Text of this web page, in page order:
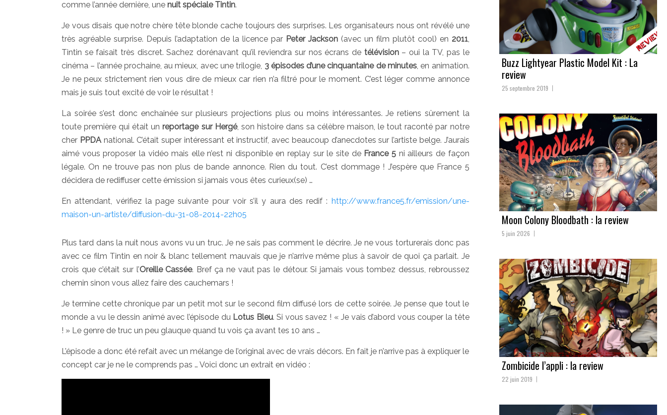
comme l’année dernière, une nuit spéciale Tintin.
Je vous disais que notre chère tête blonde cache toujours des surprises. Les organisateurs nous ont révélé une
très agréable surprise. Depuis l’adaptation de la licence par Peter Jackson(avec un film plutôt cool) en 2011,
Tintin se faisait très discret. Sachez dorénavant qu’il reviendra sur nos écrans de télévision– oui la TV, pas le
cinéma – l’année prochaine, au mieux, avec une trilogie, 3 épisodes d’une cinquantaine de minutes, en animation.
Je ne peux strictement rien vous dire de mieux car rien n’a filtré pour le moment. C’est léger comme annonce
mais je suis tout excité de voir le résultat !
La soirée s’est donc enchainée sur plusieurs projections plus ou moins intéressantes. Je retiens sûrement la
toute première qui était unreportage sur Hergé, son histoire dans sa célèbre maison, le tout raconté par notre
cher PPDAnational. C’était super intéressant et instructif, avec beaucoup d’anecdotes sur l’artiste belge. J’aurais
aimé vous proposer la vidéo mais elle n’est ni disponible en replay sur le site de France 5ni ailleurs de façon
légale. On ne trouve pas non plus de bande annonce. Rien du tout. C’est dommage ! J’espère que France 5
décidera de rediffuser cette émission si jamais vous êtes curieux(se) …
En attendant, vérifiez la page suivante pour voir s’il y aura des redif : http://www.france5.fr/emission/une-
maison-un-artiste/diffusion-du-31-08-2014-22h05
Plus tard dans la nuit nous avons vu un truc. Je ne sais pas comment le décrire. Je ne vous torturerais donc pas
avec ce film Tintin en noir & blanc tellement mauvais que je n’arrive même plus à savoir de quoi ça parlait. Je
crois que c’était sur l’Oreille Cassée. Bref ça ne vaut pas le détour. Si jamais vous tombez dessus, rebroussez
chemin sinon vous allez faire des cauchemars !
Je termine cette chronique par un petit mot sur le second film diffusé lors de cette soirée. Je pense que tout le
monde a vu le dessin animé avec l’épisode du Lotus Bleu. Si vous savez ! « Je vais d’abord vous couper la tête
! » Le genre de truc un peu glauque quand tu vois ça avant tes 10 ans …
L’épisode a donc été refait avec un mélange de l’original avec de vrais décors. En fait je n’arrive pas à expliquer le
concept car je ne le comprends pas … Voici donc un extrait en vidéo :
Buzz Lightyear Plastic Model Kit : La
review
25 septembre 2019
Moon Colony Bloodbath : la review
5 juin 2026
Zombicide l’appli : la review
22 juin 2019